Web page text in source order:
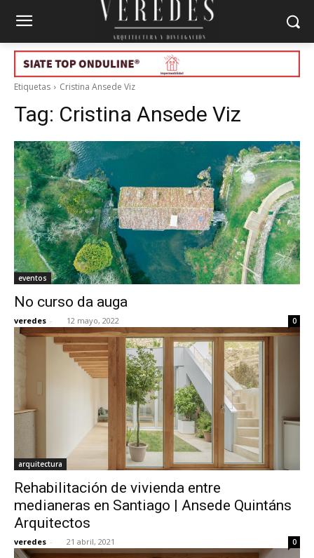
Etiquetas Cristina Ansede Viz
Tag: Cristina Ansede Viz
eventos
No curso da auga
veredes - 12 mayo, 2022 0
arquitectura
Rehabilitación de vivienda entre
medianeras en Santiago | Ansede Quintáns
Arquitectos
veredes - 21 abril, 2021 0